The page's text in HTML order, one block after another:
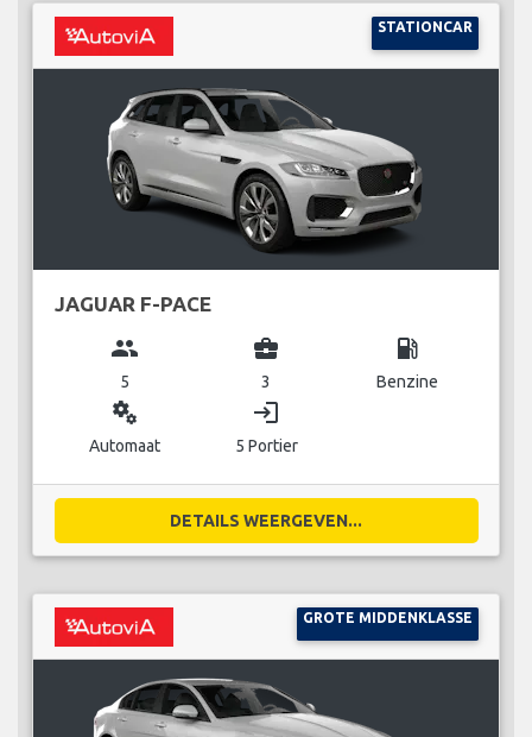
STATIONCAR
JAGUAR F-PACE
group
5
business_center
3
local_gas_station
Benzine
miscellaneous_services
Automaat
login
5 Portier
DETAILS WEERGEVEN...
GROTE MIDDENKLASSE